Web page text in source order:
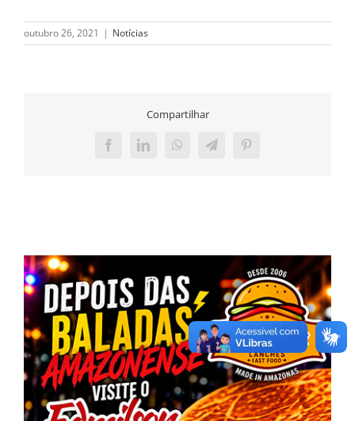
outubro 26, 2021 | Notícias
Compartilhar
FacebookLinkedInWhatsAppTelegramPinterest